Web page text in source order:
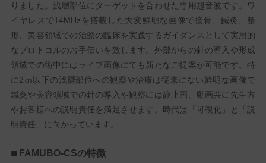
りました。浅層部位にターゲットを合わせた専用超音波です。ワ
イヤレスで14MHzを搭載した大変鮮明な画像で接骨、鍼灸、整
形、美容領域での治療の臨床を実践するガイダンスとして実用的
なプロトコルのお手伝いを致します。外部からの針の導入や形成
領域での術中にはライブ画像にても新たなご提案が可能です。特
に2㎝以下の浅層部位への観察や治療は従来にない鮮明な画像で
鍼灸や美容領域での針の導入や観察には静止画、動画共に先生方
やお客様への説明責任を満足させます。時代は「可視化」と「説
明責任」に向かっています。
FAMUBO-CSの特徴